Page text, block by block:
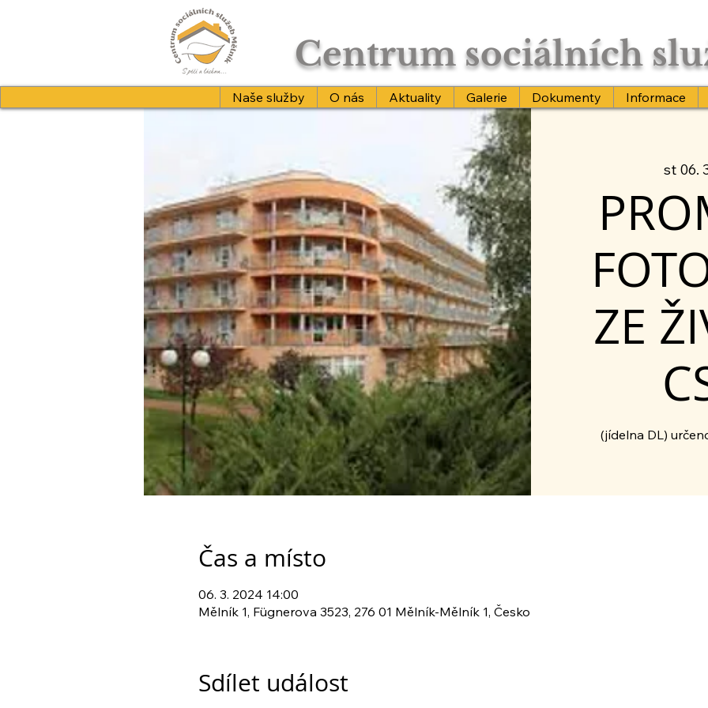
Centrum sociálních
Naše služby O nás Aktuality Galerie Dokumenty Informace
st 06.
ZE
Čas a místo
06. 3. 2024 14:00
Mělník 1, Fügnerova 3523, 276 01 Mělník-Mělník 1, Česko
Sdílet událost